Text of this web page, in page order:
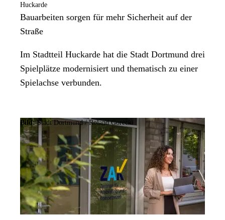
Huckarde
Bauarbeiten sorgen für mehr Sicherheit auf der
Straße
Im Stadtteil Huckarde hat die Stadt Dortmund drei
Spielplätze modernisiert und thematisch zu einer
Spielachse verbunden.
Bild:Stadt Dortmund / Roland Gorecki